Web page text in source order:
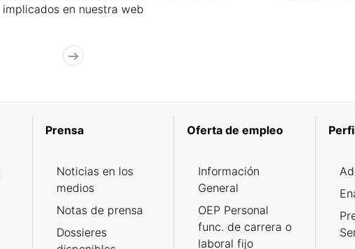
implicados en nuestra web
Prensa
Noticias en los
medios
Notas de prensa
Dossieres
Oferta de empleo
Información
General
OEP Personal
func. de carrera o
laboral fijo